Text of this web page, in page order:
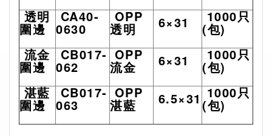
透明
圍邊
CA40-
0630
OPP
透明 6×31 1000只
(包)
流金
圍邊
CB017-
062
OPP
流金 6×31 1000只
(包)
湛藍
圍邊
CB017-
063
OPP
湛藍 6.5×31 1000只
(包)